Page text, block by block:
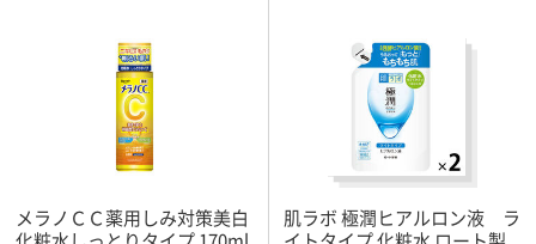
メラノＣＣ薬用しみ対策美白
肌ラボ 極潤ヒアルロン液 ラ